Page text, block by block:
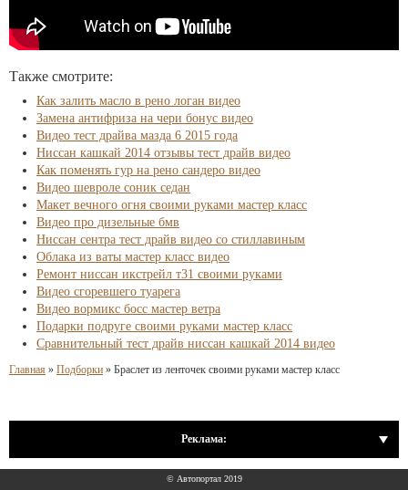
Также смотрите:
Как залить масло в рено логан видео
Замена антифриза на чери бонус видео
Видео тест драйва мазда 6 2015 года
Ниссан кашкай 2014 отзывы тест драйв видео
Как поменять гур на рено сандеро видео
Видео шевроле соник седан
Макет вечного огня своими руками мастер класс
Видео про дизельные бмв
Ниссан сентра тест драйв видео со стиллавиным
Облака из ваты мастер класс видео
Ремонт ниссан икстрейл т31 своими руками
Видео сгоревшего туарега
Видео вормикс босс мастер ветра
Подарки подруге своими руками мастер класс
Сравнительный тест драйв ниссан кашкай 2014 видео
Главная » Подборки » Браслет из ленточек своими руками мастер класс
Реклама:
© Автопортал 2019